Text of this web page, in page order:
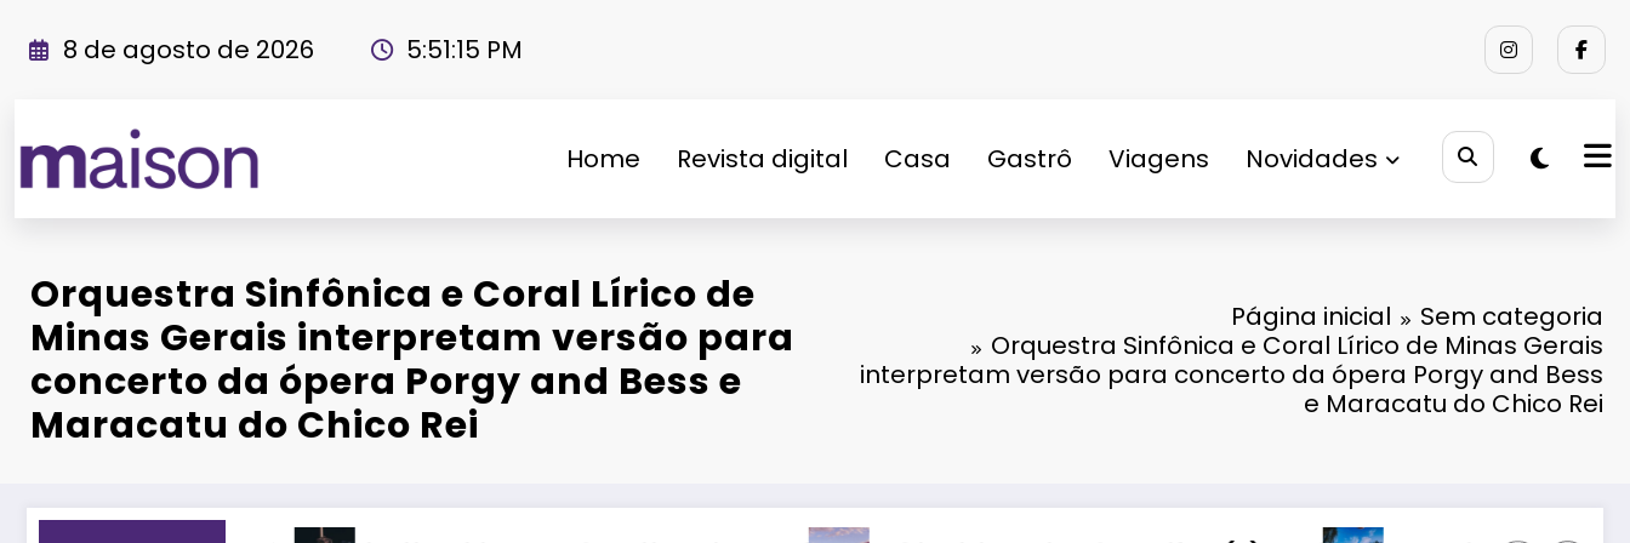
para
8 de agosto de 2026 5:51:16 PM
Home Revista digital Casa Gastrô Viagens Novidades
Orquestra Sinfônica e Coral Lírico de
Minas Gerais interpretam versão para
concerto da ópera Porgy and Bess e
Maracatu do Chico Rei
Página inicial
Sem categoria
Orquestra Sinfônica e Coral Lírico de Minas Gerais
interpretam versão para concerto da ópera Porgy and Bess
e Maracatu do Chico Rei